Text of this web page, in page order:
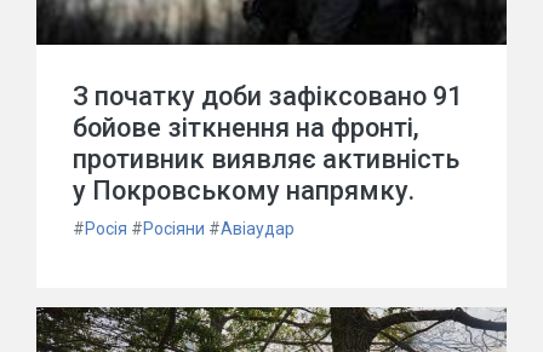
З початку доби зафіксовано 91
бойове зіткнення на фронті,
противник виявляє активність
у Покровському напрямку.
#Росія #Росіяни #Авіаудар